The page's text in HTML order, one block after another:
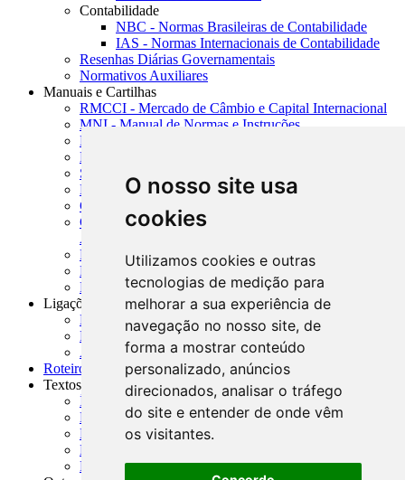
O nosso site usa
cookies
Utilizamos cookies e outras
tecnologias de medição para
melhorar a sua experiência de
navegação no nosso site, de
forma a mostrar conteúdo
personalizado, anúncios
direcionados, analisar o tráfego
do site e entender de onde vêm
os visitantes.
Contabilidade
NBC - Normas Brasileiras de Contabilidade
IAS - Normas Internacionais de Contabilidade
Resenhas Diárias Governamentais
Normativos Auxiliares
Manuais e Cartilhas
RMCCI - Mercado de Câmbio e Capital Internacional
MNI - Manual de Normas e Instruções
MTVM - Manual de Títulos e Valores Mobiliários
MCR - Manual de Crédito Rural
SISORF - Manual de Organização do SFN
MASUP - Manual de Supervisão Bancária
CADOC - Catálogo de Documentos
CNAE-CONCLA - Classificação Nacional de
Atividades Econômicas
PMF - Cartilhas do BCB
Manuais Auxiliares do BCB e Cosif-e
Resenhas Diárias Governamentais
Ligações Externas
Links Úteis
Presidência da República
Agências Nacionais Reguladoras
Roteiros para Estudos
Textos
Índice de Textos
Editorial
Monografias
Na Imprensa
Fórum de Discussão